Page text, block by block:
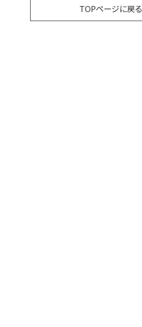
TOPページに戻る